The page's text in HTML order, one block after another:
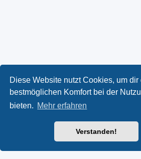
Diese Website nutzt Cookies, um dir
bestmöglichen Komfort bei der
bieten. Mehr erfahren
Verstanden!